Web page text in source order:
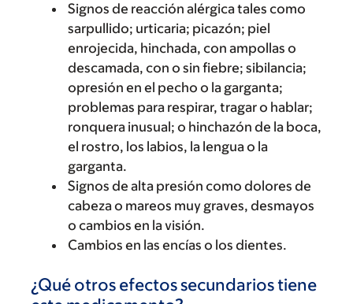
Signos de reacción alérgica tales como
sarpullido; urticaria; picazón; piel
enrojecida, hinchada, con ampollas o
descamada, con o sin fiebre; sibilancia;
opresión en el pecho o la garganta;
problemas para respirar, tragar o hablar;
ronquera inusual; o hinchazón de la boca,
el rostro, los labios, la lengua o la
garganta.
Signos de alta presión como dolores de
cabeza o mareos muy graves, desmayos
o cambios en la visión.
Cambios en las encías o los dientes.
¿Qué otros efectos secundarios tiene